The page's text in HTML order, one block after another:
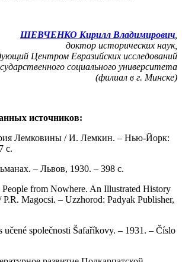
ШЕВЧЕНКО Кирилл Владимирович
доктор исторических наук,
Центром Евразийских исследований
социального университета
(филиал в г. Минске)
источников:
Лемковины / И. Лемкин. – Нью-Йорк:
с.
– Львов, 1930. – 398 с.
People from Nowhere. An Illustrated History
Magocsi. – Uzzhorod: Padyak Publisher,
učené společnosti Šafaříkovy. – 1931. – Číslo